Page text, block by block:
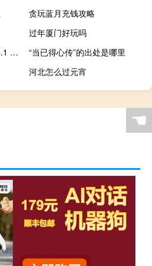
贪玩蓝月充钱攻略
过年厦门好玩吗
我的世界上勾拳MOD V1.3.1 免费版（我的世界上勾拳MOD V1.3.1 免费版功能简介）
“当已得心传”的出处是哪里
河北怎么过元宵
☚